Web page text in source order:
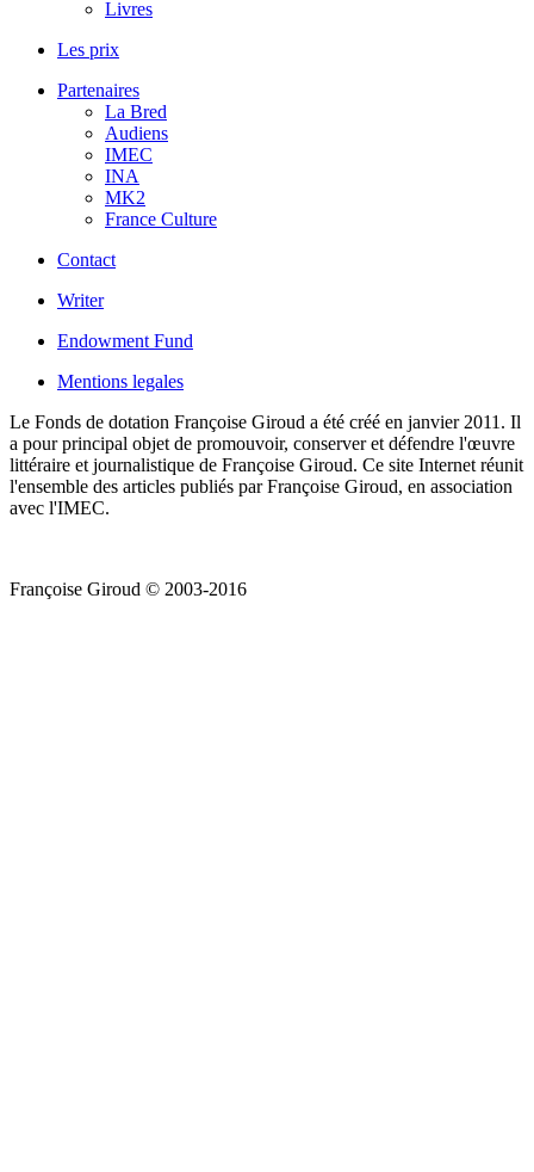
Livres
Les prix
Partenaires
La Bred
Audiens
IMEC
INA
MK2
France Culture
Contact
Writer
Endowment Fund
Mentions legales
Le Fonds de dotation Françoise Giroud a été créé en janvier 2011. Il
a pour principal objet de promouvoir, conserver et défendre l'œuvre
littéraire et journalistique de Françoise Giroud. Ce site Internet réunit
l'ensemble des articles publiés par Françoise Giroud, en association
avec l'IMEC.
Françoise Giroud © 2003-2016